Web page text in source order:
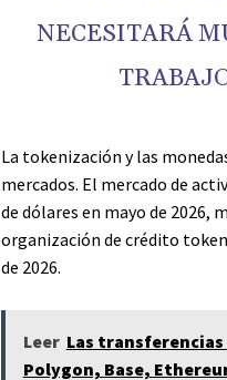
NECESITARÁ
La tokenización y las
mercados. El mercado de
de dólares en mayo de 2026,
organización de crédito
de 2026.
Leer Las transferencias
Polygon, Base,